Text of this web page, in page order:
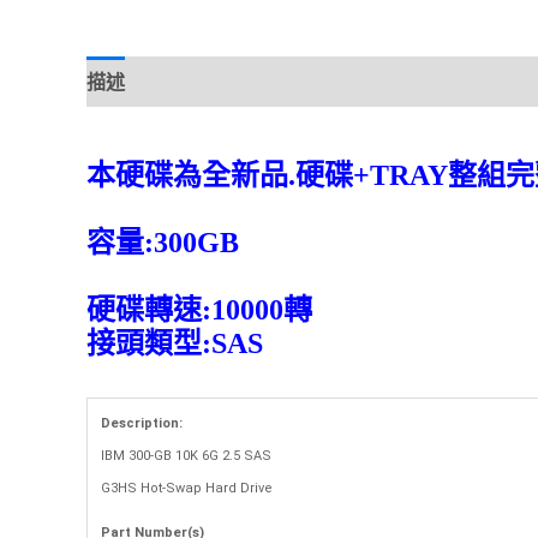
描述
本硬碟為全新品.硬碟+TRAY整組
容量:300GB
硬碟轉速:10000轉
接頭類型:SAS
Description:
IBM 300-GB 10K 6G 2.5 SAS
G3HS Hot-Swap Hard Drive
Part Number(s)